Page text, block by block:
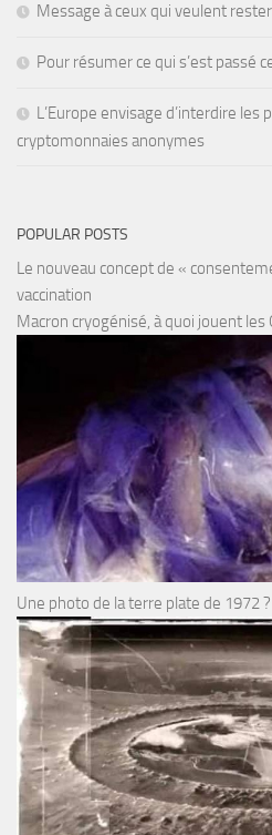
Message à ceux qui veulent
Pour résumer ce qui s’est passé
L’Europe envisage d’interdire les
cryptomonnaies anonymes
POPULAR POSTS
Le nouveau concept de «
vaccination
Macron cryogénisé, à quoi jouent les
Une photo de la terre plate de 1972 ?